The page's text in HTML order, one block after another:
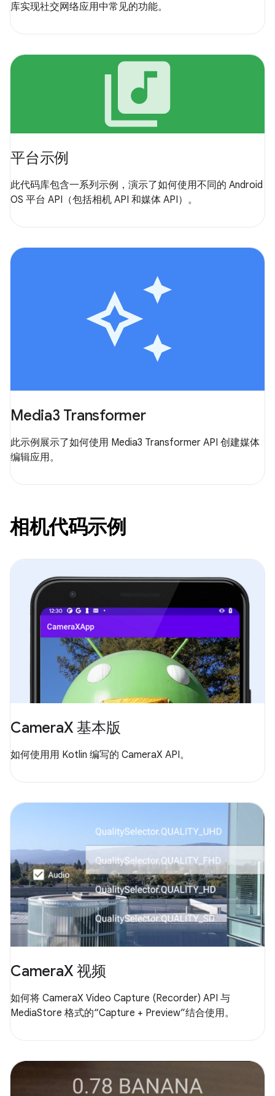
库实现社交网络应用中常见的功能。
library_music
平台示例
此代码库包含一系列示例，演示了如何使用不同的 Android
OS 平台 API（包括相机 API 和媒体 API）。
Media3 Transformer
此示例展示了如何使用 Media3 Transformer API 创建媒体
编辑应用。
相机代码示例
CameraX 基本版
如何使用用 Kotlin 编写的 CameraX API。
CameraX 视频
如何将 CameraX Video Capture (Recorder) API 与
MediaStore 格式的“Capture + Preview”结合使用。